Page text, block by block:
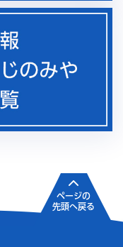
ページの
先頭へ戻る